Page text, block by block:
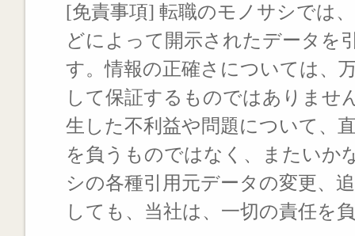
[免責事項] 転職のモノサシでは
どによって開示されたデータを
す。情報の正確さについては、
して保証するものではありませ
生した不利益や問題について、
を負うものではなく、またいか
シの各種引用元データの変更、
しても、当社は、一切の責任を